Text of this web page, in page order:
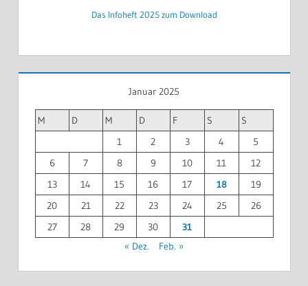
Das Infoheft 2025 zum Download
Januar 2025
M D M D F S
S
1
2 3 4
5
6
7 8 9 10 11
12
13
14 15 16 17 18
19
20
21 22 23 24 25
26
27
28 29 30
31
« Dez.
Feb. »